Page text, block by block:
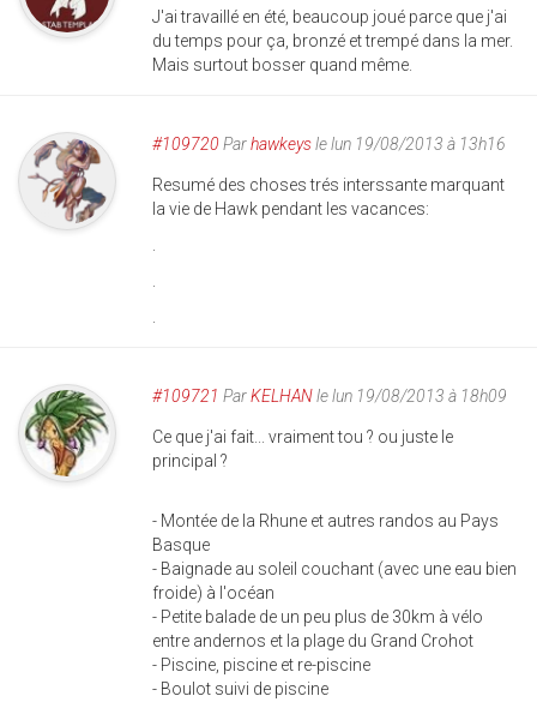
J'ai travaillé en été, beaucoup joué parce que j'ai
du temps pour ça, bronzé et trempé dans la mer.
Mais surtout bosser quand même.
#109720 Parhawkeysle lun 19/08/2013 à 13h16
Resumé des choses trés interssante marquant
la vie de Hawk pendant les vacances:
#109721 ParKELHANle lun 19/08/2013 à 18h09
Ce que j'ai fait... vraiment tou ? ou juste le
principal ?
- Montée de la Rhune et autres randos au Pays
Basque
- Baignade au soleil couchant (avec une eau bien
froide) à l'océan
- Petite balade de un peu plus de 30km à vélo
entre andernos et la plage du Grand Crohot
- Piscine, piscine et re-piscine
- Boulot suivi de piscine